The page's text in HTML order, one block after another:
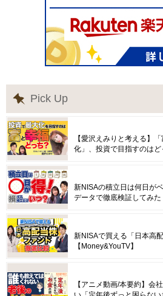
Pick Up
【愛沢えみりと考える】
化」、投資で目指すのはど
新NISAの積立日は何日が
データで徹底検証してみた
新NISAで買える「日本高
【Money&YouTV】
【アニメ動画/本要約】会